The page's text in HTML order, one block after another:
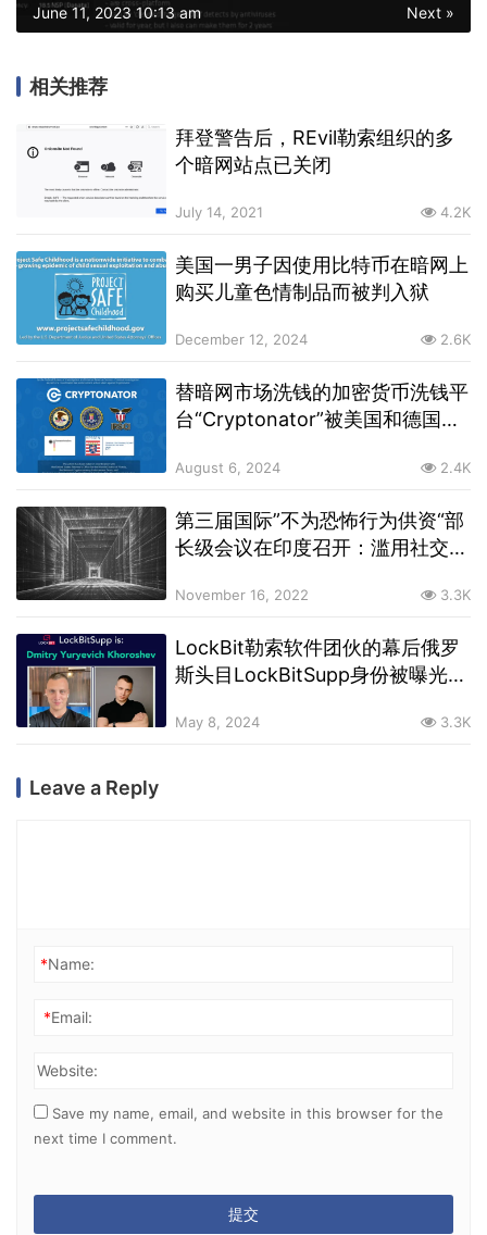
Next »
June 11, 2023 10:13 am
相关推荐
拜登警告后，REvil勒索组织的多
个暗网站点已关闭
July 14, 2021 4.2K
美国一男子因使用比特币在暗网上
购买儿童色情制品而被判入狱
December 12, 2024 2.6K
替暗网市场洗钱的加密货币洗钱平
台“Cryptonator”被美国和德国当
August 6, 2024 2.4K
第三届国际”不为恐怖行为供资“部
长级会议在印度召开：滥用社交媒
的关键问题
November 16, 2022 3.3K
LockBit勒索软件团伙的幕后俄罗
斯头目LockBitSupp身份被曝光，
May 8, 2024 3.3K
Leave a Reply
*Name:
*Email:
Website:
Save my name, email, and website in this browser for the
next time I comment.